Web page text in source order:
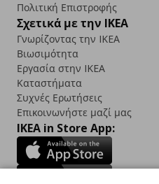
Πολιτική Επιστροφής
Σχετικά με την IKEA
Γνωρίζοντας την IKEA
Βιωσιμότητα
Εργασία στην IKEA
Καταστήματα
Συχνές Ερωτήσεις
Επικοινωνήστε μαζί μας
IKEA in Store App: